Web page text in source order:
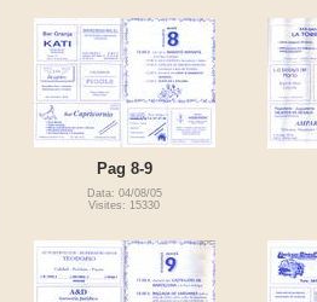
Pag 8-9
Data: 04/08/05
Visites: 15330